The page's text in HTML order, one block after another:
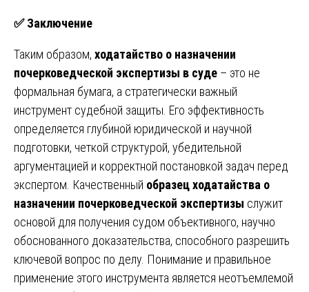
✅Заключение
Таким образом, ходатайство о назначении
почерковедческой экспертизы в суде – это не
формальная бумага, а стратегически важный
инструмент судебной защиты. Его эффективность
определяется глубиной юридической и научной
подготовки, четкой структурой, убедительной
аргументацией и корректной постановкой задач перед
экспертом. Качественный образец ходатайства о
назначении почерковедческой экспертизы служит
основой для получения судом объективного, научно
обоснованного доказательства, способного разрешить
ключевой вопрос по делу. Понимание и правильное
применение этого инструмента является неотъемлемой